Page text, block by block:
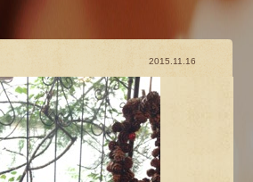
2015.11.16